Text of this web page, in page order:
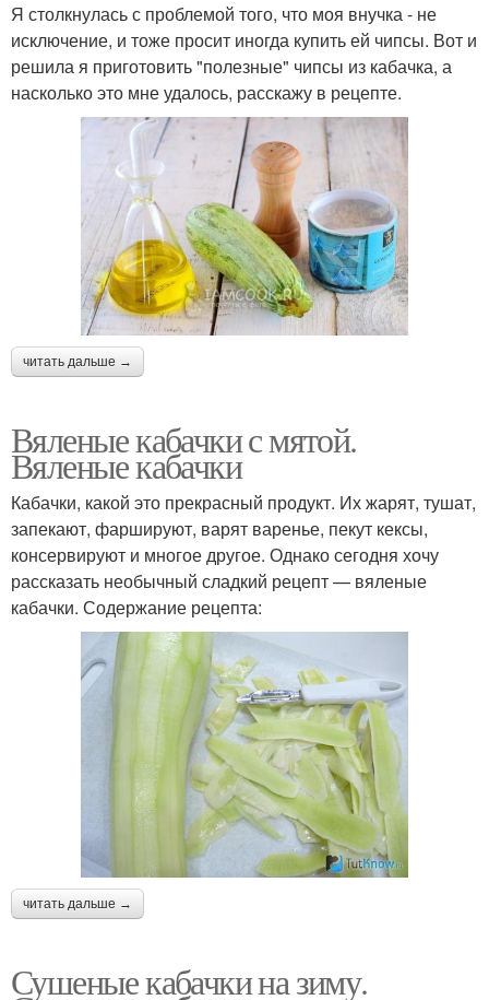
Я столкнулась с проблемой того, что моя внучка - не
исключение, и тоже просит иногда купить ей чипсы. Вот и
решила я приготовить "полезные" чипсы из кабачка, а
насколько это мне удалось, расскажу в рецепте.
читать дальше →
Вяленые кабачки с мятой.
Вяленые кабачки
Кабачки, какой это прекрасный продукт. Их жарят, тушат,
запекают, фаршируют, варят варенье, пекут кексы,
консервируют и многое другое. Однако сегодня хочу
рассказать необычный сладкий рецепт — вяленые
кабачки. Содержание рецепта:
читать дальше →
Сушеные кабачки на зиму.